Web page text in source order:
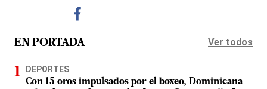
EN PORTADA Ver todos
DEPORTES
Con 15 oros impulsados por el boxeo, Dominicana